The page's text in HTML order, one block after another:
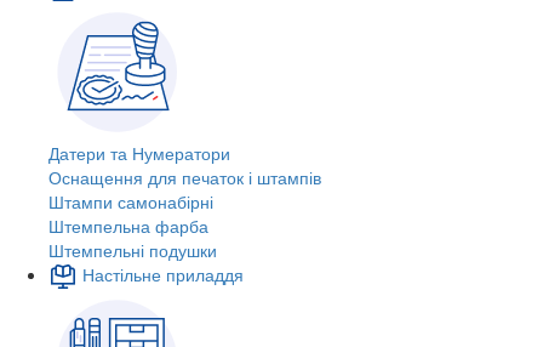
Датери та Нумератори
Оснащення для печаток і штампів
Штампи самонабірні
Штемпельна фарба
Штемпельні подушки
Настільне приладдя